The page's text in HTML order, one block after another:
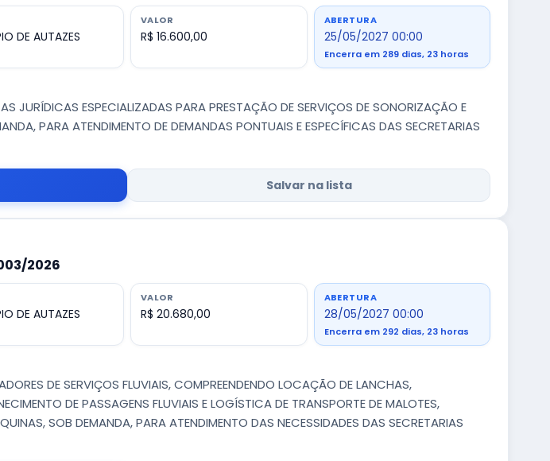
DE AUTAZES
VALOR
R$ 16.600,00
ABERTURA
25/05/2027 00:00
Encerra em 289 dias, 23 horas
JURÍDICAS ESPECIALIZADAS PARA PRESTAÇÃO DE SERVIÇOS DE SONORIZAÇÃO E
PARA ATENDIMENTO DE DEMANDAS PONTUAIS E ESPECÍFICAS DAS SECRETARIAS
Salvar na lista
2026
DE AUTAZES
VALOR
R$ 20.680,00
ABERTURA
28/05/2027 00:00
Encerra em 292 dias, 23 horas
DE SERVIÇOS FLUVIAIS, COMPREENDENDO LOCAÇÃO DE LANCHAS,
DE PASSAGENS FLUVIAIS E LOGÍSTICA DE TRANSPORTE DE MALOTES,
SOB DEMANDA, PARA ATENDIMENTO DAS NECESSIDADES DAS SECRETARIAS